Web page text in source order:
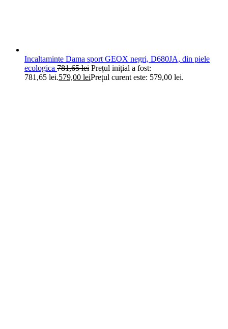
Incaltaminte Dama sport GEOX negri, D680JA, din piele
ecologica 781,65lei Prețul inițial a fost:
781,65 lei.579,00 leiPrețul curent este: 579,00 lei.